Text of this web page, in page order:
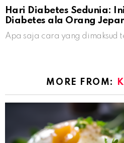
Hari Diabetes Sedunia:
Diabetes ala Orang
Apa saja cara yang dimaksud
MORE FROM: